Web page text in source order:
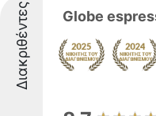
Διακριθέντες Globe